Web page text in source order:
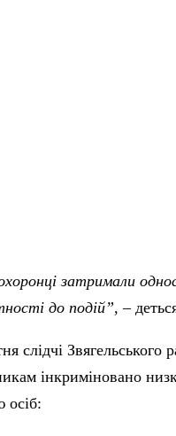
затримали
до подій”, –
слідчі Звягельського
інкриміновано
осіб: